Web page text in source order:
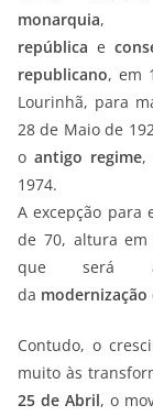
monarquia
república e
republicano, em
Lourinhã, para
28 de Maio de
o antigo regime,
1974.
A excepção para
de 70, altura
que será a
da
Contudo, o
muito às
25 de Abril, o